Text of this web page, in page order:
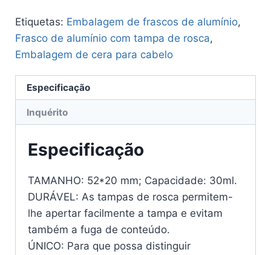
Etiquetas: Embalagem de frascos de alumínio,
Frasco de alumínio com tampa de rosca,
Embalagem de cera para cabelo
Especificação
Inquérito
Especificação
TAMANHO: 52*20 mm; Capacidade: 30ml.
DURÁVEL: As tampas de rosca permitem-
lhe apertar facilmente a tampa e evitam
também a fuga de conteúdo.
ÚNICO: Para que possa distinguir